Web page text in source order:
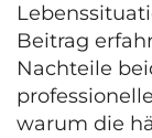
Beitrag
Nachteile
warum die